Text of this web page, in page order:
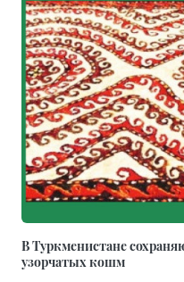
В Туркменистане
узорчатых кошм